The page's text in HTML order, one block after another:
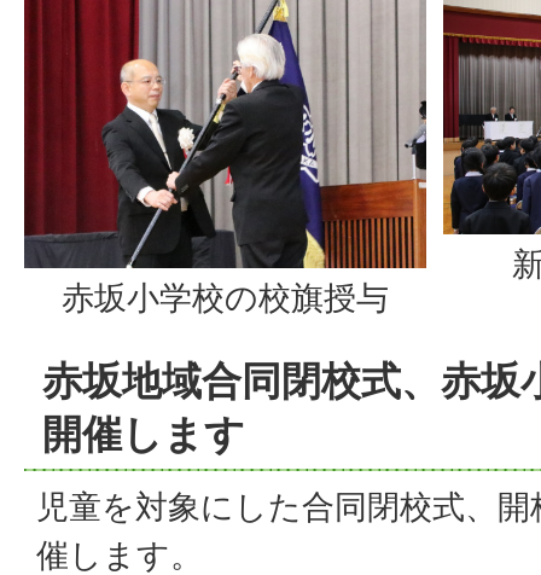
赤坂小学校の校旗授与
赤坂地域合同閉校式、赤坂
開催します
児童を対象にした合同閉校式、
催します。